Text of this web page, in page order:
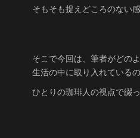
そもそも捉えどころのない
そこで今回は、筆者がどの
生活の中に取り入れているの
ひとりの珈琲人の視点で綴